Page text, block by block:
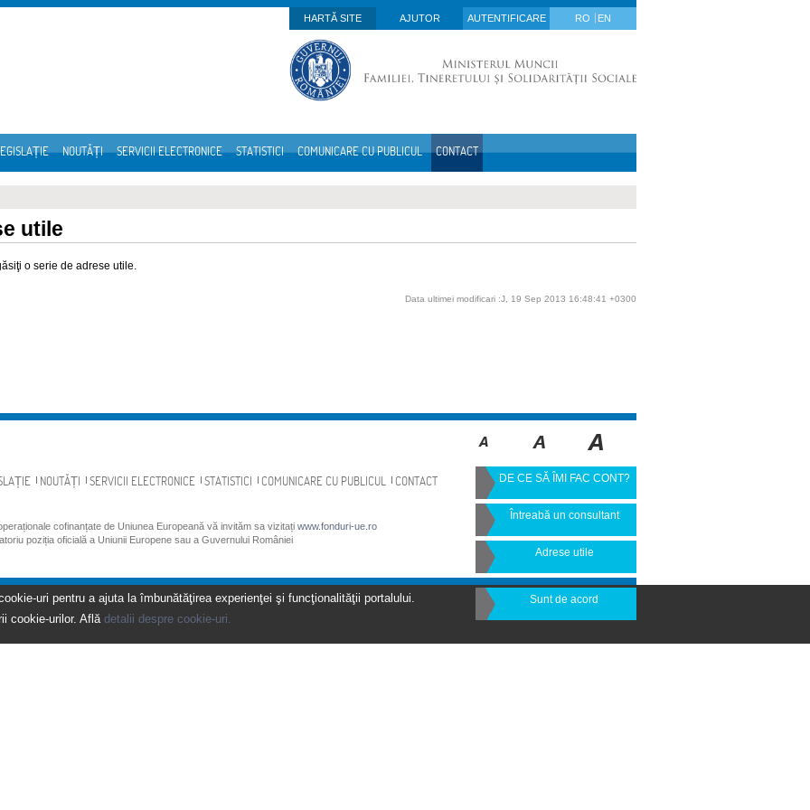
HARTĂ SITE
AJUTOR AUTENTIFICARE RO EN
NOUTĂȚI SERVICII ELECTRONICE STATISTICI COMUNICARE CU PUBLICUL CONTACT
utile
o serie de adrese utile.
Data ultimei modificari :J, 19 Sep 2013 16:48:41 +0300
NOUTĂȚI SERVICII ELECTRONICE STATISTICI COMUNICARE CU PUBLICUL CONTACT
cofinanțate de Uniunea Europeană vă invităm sa vizitați www.fonduri-ue.ro
poziția oficială a Uniunii Europene sau a Guvernului României
DE CE SĂ ÎMI FAC CONT?
Întreabă un consultant
Adrese utile
uri pentru a ajuta la îmbunătăţirea experienţei şi funcţionalităţii portalului.
cookie-urilor. Află detalii despre cookie-uri.
Sunt de acord